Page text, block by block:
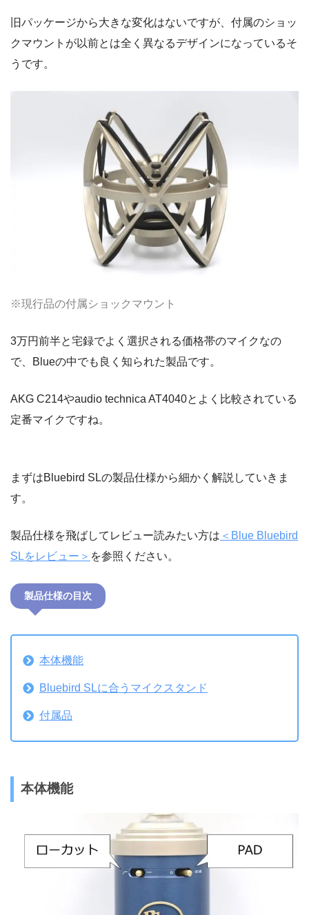
旧パッケージから大きな変化はないですが、付属のショッ
クマウントが以前とは全く異なるデザインになっているそ
うです。
※現行品の付属ショックマウント
3万円前半と宅録でよく選択される価格帯のマイクなの
で、Blueの中でも良く知られた製品です。
AKG C214やaudio technica AT4040とよく比較されている
定番マイクですね。
まずはBluebird SLの製品仕様から細かく解説していきま
す。
製品仕様を飛ばしてレビュー読みたい方は ＜Blue Bluebird
SLをレビュー＞ を参照ください。
製品仕様の目次
本体機能
Bluebird SLに合うマイクスタンド
付属品
本体機能